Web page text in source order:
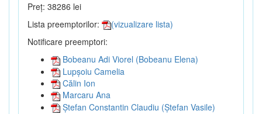
Preț: 38286 lei
Lista preemptorilor:
(vizualizare lista)
Notificare preemptori:
Bobeanu Adi Viorel (Bobeanu Elena)
Lupșoiu Camelia
Călin Ion
Marcaru Ana
Ștefan Constantin Claudiu (Ștefan Vasile)